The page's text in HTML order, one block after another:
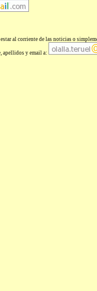
al corriente de las noticias o
apellidos y email a: